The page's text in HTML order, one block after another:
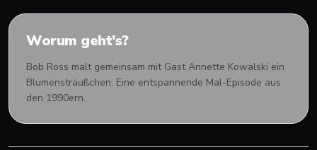
Worum geht's?
Bob Ross malt gemeinsam mit Gast Annette Kowalski ein
Blumensträußchen. Eine entspannende Mal-Episode aus
den 1990ern.